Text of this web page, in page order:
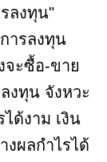
ลงทุน"
ารลงทุน
จะซื้อ-ขาย
งทุน จังหวะ
ด้งาม เงิน
งผลกำไรได้